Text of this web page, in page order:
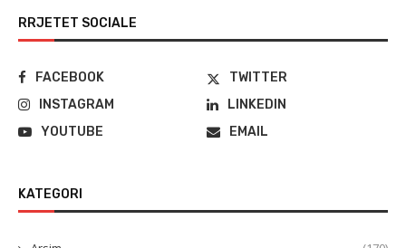
RRJETET SOCIALE
FACEBOOK
TWITTER
INSTAGRAM
LINKEDIN
YOUTUBE
EMAIL
KATEGORI